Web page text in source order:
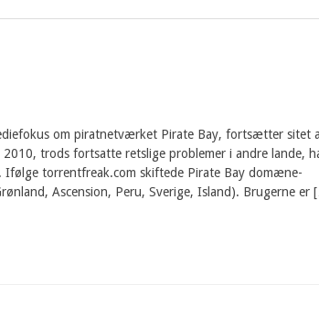
om piratnetværket Pirate Bay, fortsætter sitet
trods fortsatte retslige problemer i andre lande,
torrentfreak.com skiftede Pirate Bay domæne-
Ascension, Peru, Sverige, Island). Brugerne er